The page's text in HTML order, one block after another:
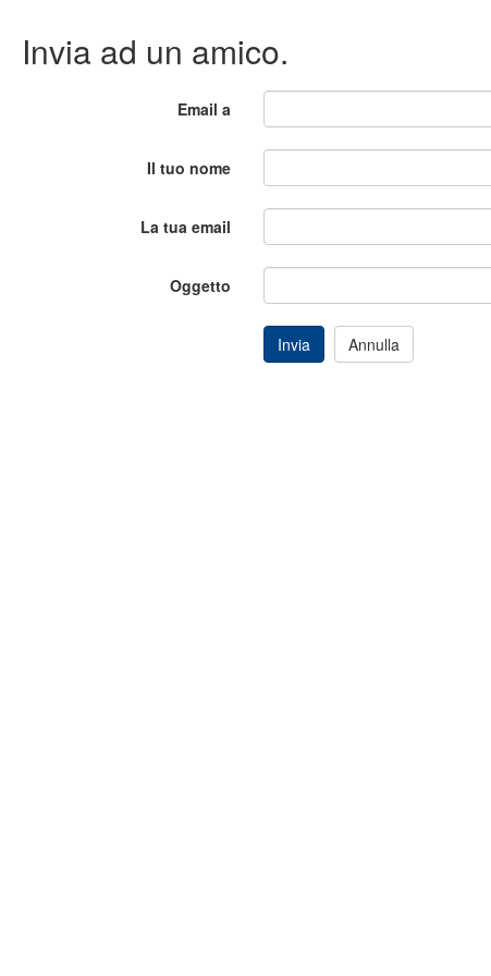
Invia ad un amico.
Email a
Il tuo nome
La tua email
Oggetto
Invia Annulla